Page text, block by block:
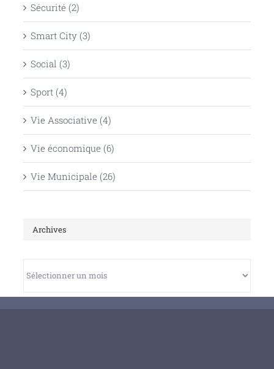
Sécurité (2)
Smart City (3)
Social (3)
Sport (4)
Vie Associative (4)
Vie économique (6)
Vie Municipale (26)
Archives